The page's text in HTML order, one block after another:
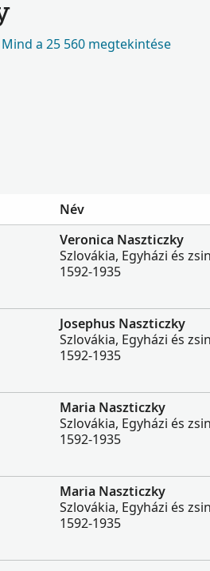
Mind a 25 560 megtekintése
Név
Veronica Naszticzky
Szlovákia, Egyházi és
1592-1935
Josephus Naszticzky
Szlovákia, Egyházi és
1592-1935
Maria Naszticzky
Szlovákia, Egyházi és
1592-1935
Maria Naszticzky
Szlovákia, Egyházi és
1592-1935